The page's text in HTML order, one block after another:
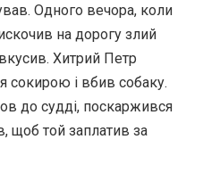
Одного вечора, коли
на дорогу злий
Хитрий Петр
сокирою і вбив собаку.
до судді, поскаржився
щоб той заплатив за